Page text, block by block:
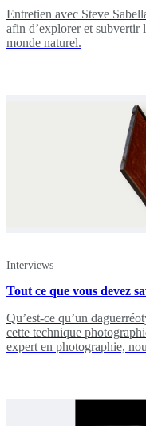
Entretien avec Steve
afin d’explorer et subvertir
monde naturel.
Interviews
Tout ce que vous devez
Qu’est-ce qu’un
cette technique
expert en photographie,